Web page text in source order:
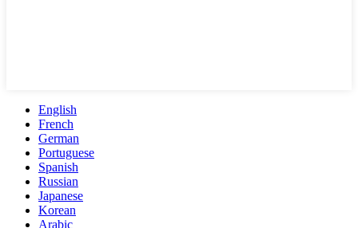
English
French
German
Portuguese
Spanish
Russian
Japanese
Korean
Arabic